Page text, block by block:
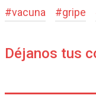
#vacuna #gripe
Déjanos tus